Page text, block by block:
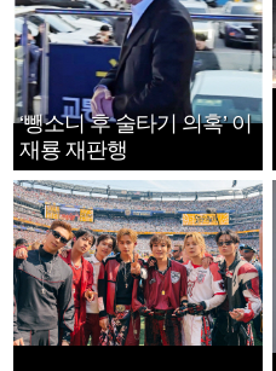
‘뺑소니 후 술타기 의혹’ 이
재룡 재판행